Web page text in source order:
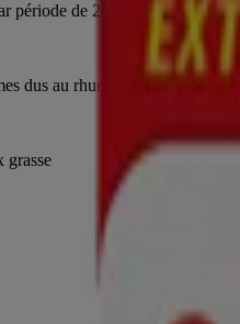
période de 24 heures
dus au rhume
grasse